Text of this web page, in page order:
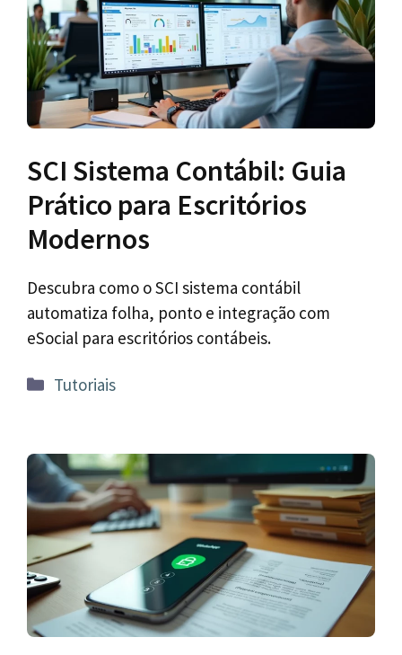
SCI Sistema Contábil: Guia
Prático para Escritórios
Modernos
Descubra como o SCI sistema contábil
automatiza folha, ponto e integração com
eSocial para escritórios contábeis.
Categorias
Tutoriais